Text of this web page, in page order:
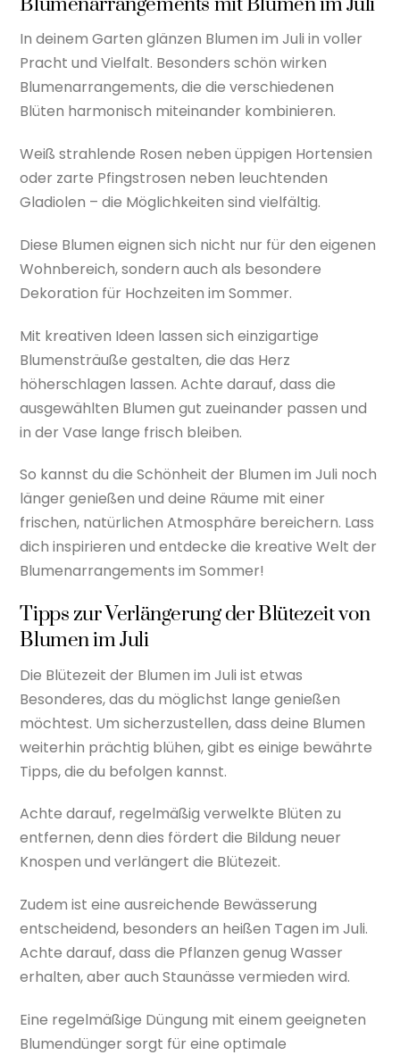
In deinem Garten glänzen Blumen im Juli in voller
Pracht und Vielfalt. Besonders schön wirken
Blumenarrangements, die die verschiedenen
Blüten harmonisch miteinander kombinieren.
Weiß strahlende Rosen neben üppigen Hortensien
oder zarte Pfingstrosen neben leuchtenden
Gladiolen – die Möglichkeiten sind vielfältig.
Diese Blumen eignen sich nicht nur für den eigenen
Wohnbereich, sondern auch als besondere
Dekoration für Hochzeiten im Sommer.
Mit kreativen Ideen lassen sich einzigartige
Blumensträuße gestalten, die das Herz
höherschlagen lassen. Achte darauf, dass die
ausgewählten Blumen gut zueinander passen und
in der Vase lange frisch bleiben.
So kannst du die Schönheit der Blumen im Juli noch
länger genießen und deine Räume mit einer
frischen, natürlichen Atmosphäre bereichern. Lass
dich inspirieren und entdecke die kreative Welt der
Blumenarrangements im Sommer!
Tipps zur Verlängerung der Blütezeit von
Blumen im Juli
Die Blütezeit der Blumen im Juli ist etwas
Besonderes, das du möglichst lange genießen
möchtest. Um sicherzustellen, dass deine Blumen
weiterhin prächtig blühen, gibt es einige bewährte
Tipps, die du befolgen kannst.
Achte darauf, regelmäßig verwelkte Blüten zu
entfernen, denn dies fördert die Bildung neuer
Knospen und verlängert die Blütezeit.
Zudem ist eine ausreichende Bewässerung
entscheidend, besonders an heißen Tagen im Juli.
Achte darauf, dass die Pflanzen genug Wasser
erhalten, aber auch Staunässe vermieden wird.
Eine regelmäßige Düngung mit einem geeigneten
Blumendünger sorgt für eine optimale